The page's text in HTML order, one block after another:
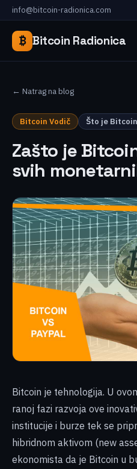
info@bitcoin-radionica.com
₿ Bitcoin Radionica
← Natrag na blog
Bitcoin Vodič Što je Bitcoin
Zašto je
svih
Bitcoin je tehnologija. U
ranoj fazi razvoja ove
institucije i burze tek se
hibridnom aktivom (new
ekonomista da je Bitcoin u